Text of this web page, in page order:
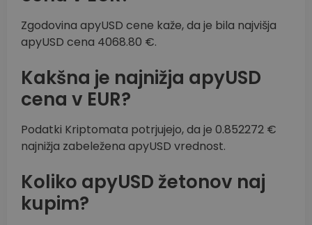
Zgodovina apyUSD cene kaže, da je bila najvišja
apyUSD cena 4068.80 €.
Kakšna je najnižja apyUSD
cena v EUR?
Podatki Kriptomata potrjujejo, da je 0.852272 €
najnižja zabeležena apyUSD vrednost.
Koliko apyUSD žetonov naj
kupim?